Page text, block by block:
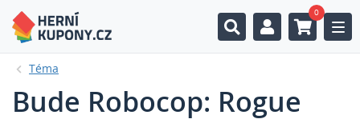
0
Téma
Bude Robocop: Rogue